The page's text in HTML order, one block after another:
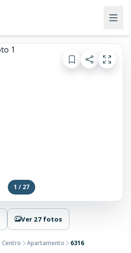
1 / 27
Ver 27 fotos
Centro Apartamento 6316